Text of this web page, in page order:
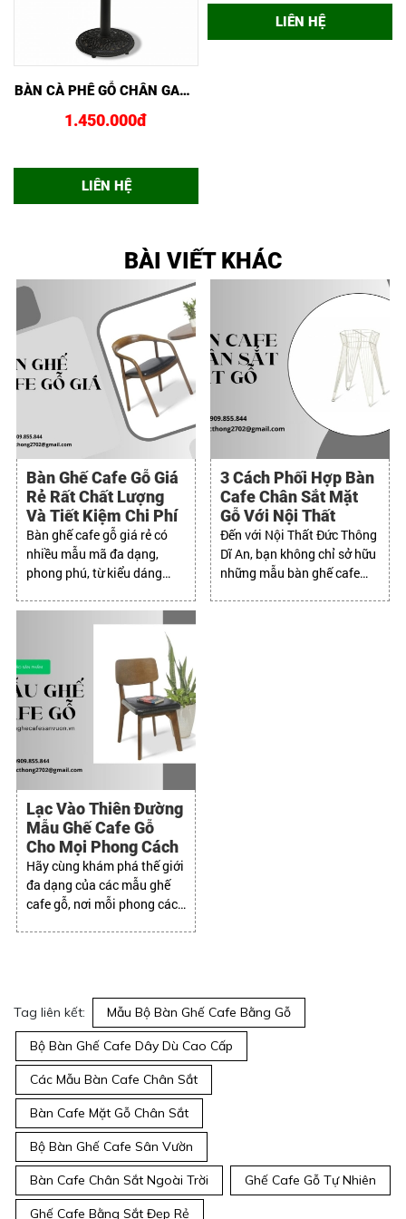
XEM NHANH MUA NGAY
BÀN CÀ PHÊ GỖ CHÂN GANG
CBG01
1.450.000đ
LIÊN HỆ
BÀI VIẾT KHÁC
Bàn Ghế Cafe Gỗ Giá
Rẻ Rất Chất Lượng
Và Tiết Kiệm Chi Phí
Bàn ghế cafe gỗ giá rẻ có
nhiều mẫu mã đa dạng,
phong phú, từ kiểu dáng
phong cách hiện đại đến cổ
3 Cách Phối Hợp Bàn
Cafe Chân Sắt Mặt
Gỗ Với Nội Thất
Đến với Nội Thất Đức Thông
Dĩ An, bạn không chỉ sở hữu
những mẫu bàn ghế cafe
Lạc Vào Thiên Đường
Mẫu Ghế Cafe Gỗ
Cho Mọi Phong Cách
Hãy cùng khám phá thế giới
đa dạng của các mẫu ghế
cafe gỗ, nơi mỗi phong cách
Tag liên kết: Mẫu Bộ Bàn Ghế Cafe Bằng Gỗ
Bộ Bàn Ghế Cafe Dây Dù Cao Cấp
Các Mẫu Bàn Cafe Chân Sắt
Bàn Cafe Mặt Gỗ Chân Sắt
Bộ Bàn Ghế Cafe Sân Vườn
Bàn Cafe Chân Sắt Ngoài Trời Ghế Cafe Gỗ Tự Nhiên
Ghế Cafe Bằng Sắt Đẹp Rẻ